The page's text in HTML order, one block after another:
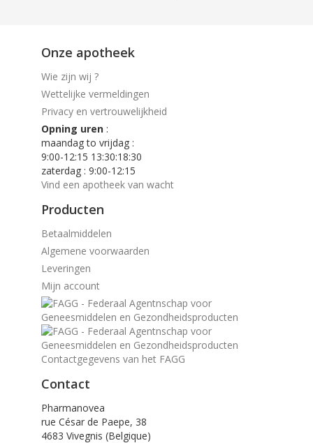
Onze apotheek
Wie zijn wij ?
Wettelijke vermeldingen
Privacy en vertrouwelijkheid
Opning uren :
maandag to vrijdag :
9:00-12:15 13:30:18:30
zaterdag : 9:00-12:15
Vind een apotheek van wacht
Producten
Betaalmiddelen
Algemene voorwaarden
Leveringen
Mijn account
Contactgegevens van het FAGG
Contact
Pharmanovea
rue César de Paepe, 38
4683 Vivegnis (Belgique)